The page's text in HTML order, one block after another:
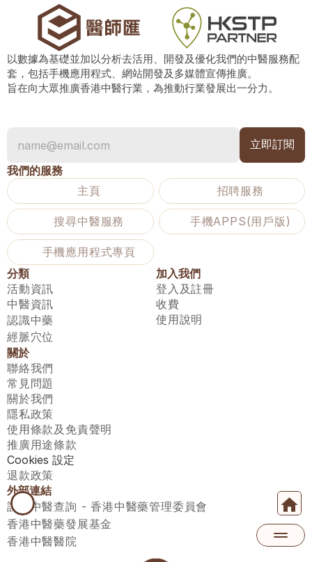
以數據為基礎並加以分析去活用、開發及優化我們的中醫服務配
套，包括手機應用程式、網站開發及多媒體宣傳推廣。
旨在向大眾推廣香港中醫行業，為推動行業發展出一分力。
我們的服務
主頁
招聘服務
搜尋中醫服務 手機APPS(用戶版)
手機應用程式專頁
分類
活動資訊
中醫資訊
認識中藥
經脈穴位
加入我們
登入及註冊
收費
使用說明
關於
聯絡我們
常見問題
關於我們
隱私政策
使用條款及免責聲明
推廣用途條款
Cookies 設定
退款政策
外部連結
註冊中醫查詢 - 香港中醫藥管理委員會
香港中醫藥發展基金
香港中醫醫院